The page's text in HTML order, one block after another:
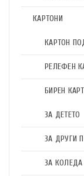
КАРТОНИ
КАРТОН
РЕЛЕФЕН
БИРЕН
ЗА ДЕТЕТО
ЗА ДРУГИ
ЗА КОЛЕДА